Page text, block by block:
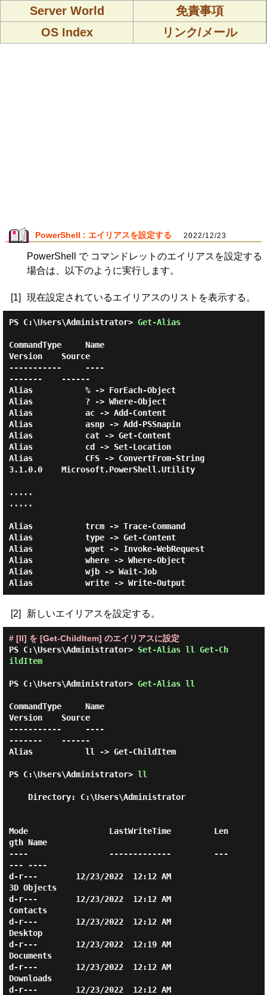
Server World
免責事項
OS Index
リンク/メール
PowerShell : エイリアスを設定する 2022/12/23
PowerShell で コマンドレットのエイリアスを設定する
場合は、以下のように実行します。
[1] 現在設定されているエイリアスのリストを表示する。
PS C:\Users\Administrator> Get-Alias
CommandType     Name
Version    Source
-----------     ----
-------    ------
Alias           % -> ForEach-Object
Alias           ? -> Where-Object
Alias           ac -> Add-Content
Alias           asnp -> Add-PSSnapin
Alias           cat -> Get-Content
Alias           cd -> Set-Location
Alias           CFS -> ConvertFrom-String
3.1.0.0    Microsoft.PowerShell.Utility
.....
.....
Alias           trcm -> Trace-Command
Alias           type -> Get-Content
Alias           wget -> Invoke-WebRequest
Alias           where -> Where-Object
Alias           wjb -> Wait-Job
Alias           write -> Write-Output
[2] 新しいエイリアスを設定する。
# [ll] を [Get-ChildItem] のエイリアスに設定
PS C:\Users\Administrator> Set-Alias ll Get-Ch
ildItem
PS C:\Users\Administrator> Get-Alias ll
CommandType     Name
Version    Source
-----------     ----
-------    ------
Alias           ll -> Get-ChildItem
PS C:\Users\Administrator> ll
Mode                 LastWriteTime         Len
gth Name
----                 -------------         ---
--- ----
d-r---        12/23/2022  12:12 AM
3D Objects
d-r---        12/23/2022  12:12 AM
Contacts
d-r---        12/23/2022  12:12 AM
Desktop
d-r---        12/23/2022  12:19 AM
Documents
d-r---        12/23/2022  12:12 AM
Downloads
d-r---        12/23/2022  12:12 AM